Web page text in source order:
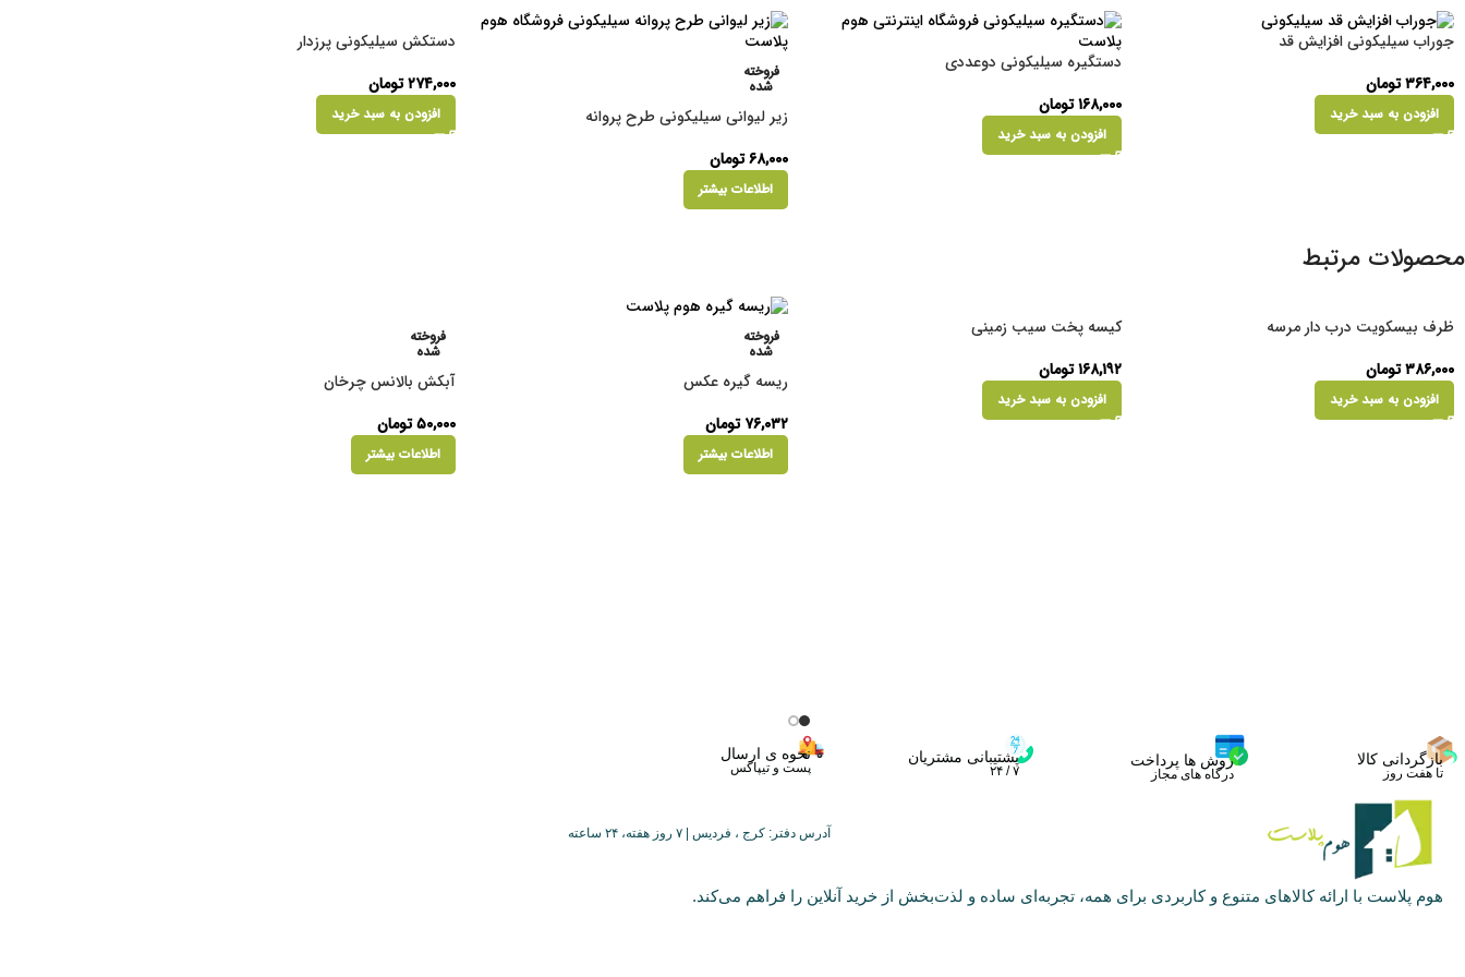
جوراب سیلیکونی افزایش قد
۳۶۴,۰۰۰تومان
افزودن به سبد خرید
دستگیره سیلیکونی دوعددی
۱۶۸,۰۰۰ تومان
افزودن به سبد خرید
فروخته
شده
زیر لیوانی سیلیکونی طرح پروانه
۶۸,۰۰۰تومان
اطلاعات بیشتر
دستکش سیلیکونی پرزدار
۲۷۴,۰۰۰ تومان
افزودن به سبد خرید
محصولات مرتبط
ظرف بیسکویت درب دار مرسه
۳۸۶,۰۰۰تومان
افزودن به سبد خرید
کیسه پخت سیب زمینی
۱۶۸,۱۹۲ تومان
افزودن به سبد خرید
فروخته
شده
ریسه گیره عکس
۷۶,۰۳۲ تومان
اطلاعات بیشتر
فروخته
شده
آبکش بالانس چرخان
۵۰,۰۰۰ تومان
اطلاعات بیشتر
بازگردانی کالا
تا هفت روز
روش ها پرداخت
درگاه های مجاز
پشتیبانی مشتریان
۷ / ۲۴
نحوه ی ارسال
پست و تیپاکس
آدرس دفتر: کرج ، فردیس | ۷ روز هفته، ۲۴ ساعته
هوم پلاست با ارائه کالاهای متنوع و کاربردی برای همه، تجربه‌ای ساده و لذت‌بخش از خرید آنلاین را فراهم می‌کند.